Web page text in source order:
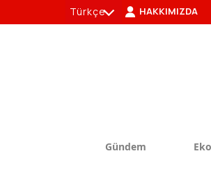
Gündem
Türkçe
HAKKIMIZDA